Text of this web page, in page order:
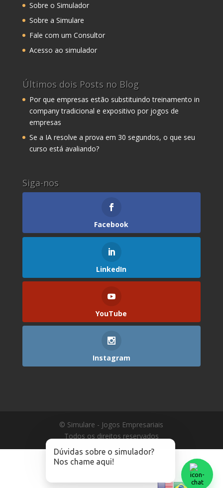
Sobre o Simulador
Sobre a Simulare
Fale com um Consultor
Acesso ao simulador
Últimos dois Posts no Blog
Por que empresas estão substituindo treinamento in
company tradicional e expositivo por jogos de
empresas
Se a IA resolve a prova em 30 segundos, o que seu
curso está avaliando?
Siga-nos
Facebook
LinkedIn
YouTube
Instagram
© Simulare - Jogos Empresariais
Todos os direitos reservados
Dúvidas sobre o simulador?
Nos chame aqui!